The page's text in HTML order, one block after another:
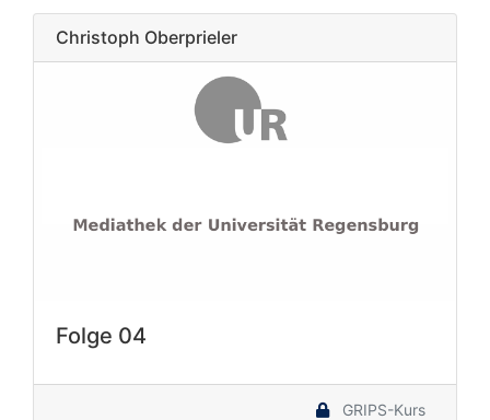
Christoph Oberprieler
Folge 04
GRIPS-Kurs